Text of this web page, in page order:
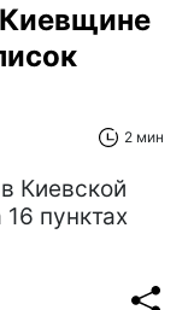
Киевщине
2 мин
Киевской
пунктах